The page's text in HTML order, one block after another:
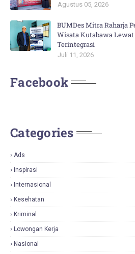
Agustus 05, 2026
BUMDes Mitra Raharja
Wisata Kutabawa
Terintegrasi
Juli 11, 2026
Facebook
Categories
Ads
Inspirasi
Internasional
Kesehatan
Kriminal
Lowongan Kerja
Nasional